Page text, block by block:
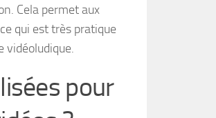
Cela permet aux
qui est très pratique
vidéoludique.
pour